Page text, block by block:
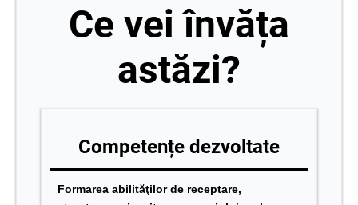
Ce vei învăța
astăzi?
Competențe dezvoltate
Formarea abilităţilor de receptare,